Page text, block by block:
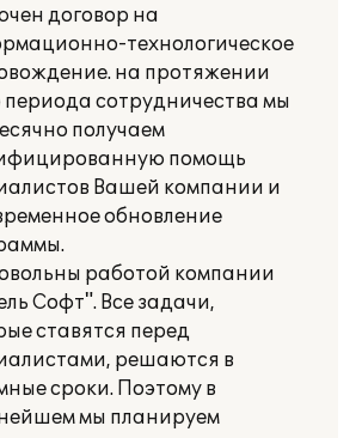
договор на
технологическое
на протяжении
периода сотрудничества мы
получаем
помощь
Вашей компании и
обновление
работой компании
Софт". Все задачи,
ставятся перед
решаются в
сроки. Поэтому в
мы планируем